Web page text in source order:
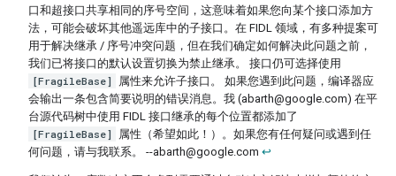
口和超接口共享相同的序号空间，这意味着如果您向某个接口添加方
法，可能会破坏其他遥远库中的子接口。在 FIDL 领域，有多种提案可
用于解决继承 / 序号冲突问题，但在我们确定如何解决此问题之前，
我们已将接口的默认设置切换为禁止继承。 接口仍可选择使用
[FragileBase]
属性来允许子接口。 如果您遇到此问题，编译器应
会输出一条包含简要说明的错误消息。我 (abarth@google.com) 在平
台源代码树中使用 FIDL 接口继承的每个位置都添加了
[FragileBase]
属性（希望如此！）。如果您有任何疑问或遇到任
何问题，请与我联系。 --abarth@google.com ↩